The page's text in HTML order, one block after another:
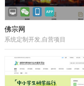
佛宗网
系统定制开发,自营项目